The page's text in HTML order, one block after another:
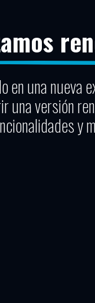
en una nueva
una versión
y